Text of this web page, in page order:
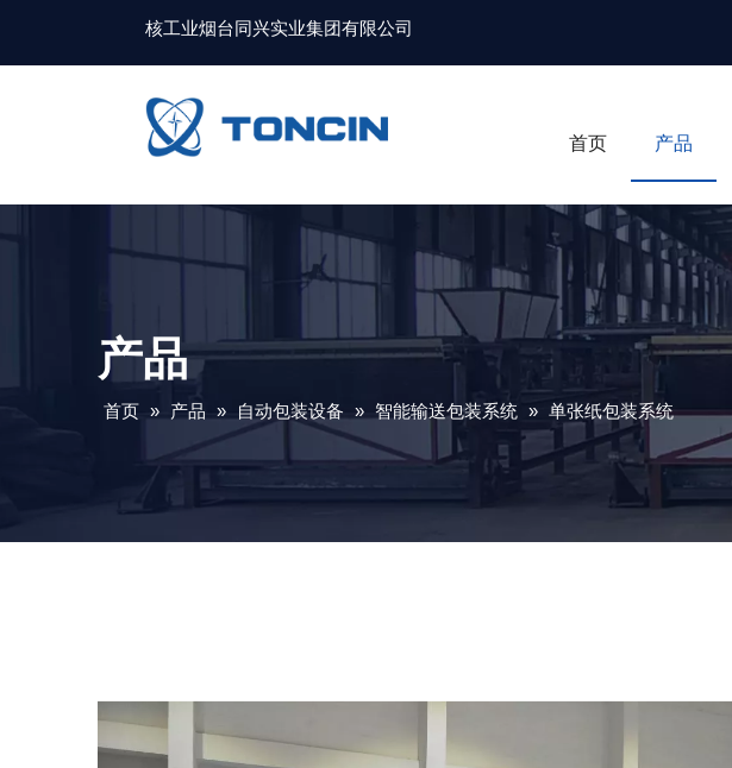
核工业烟台同兴实业集团有限公司
首页 产品
产品
首页 » 产品 » 自动包装设备 » 智能输送包装系统 » 单张纸包装系统